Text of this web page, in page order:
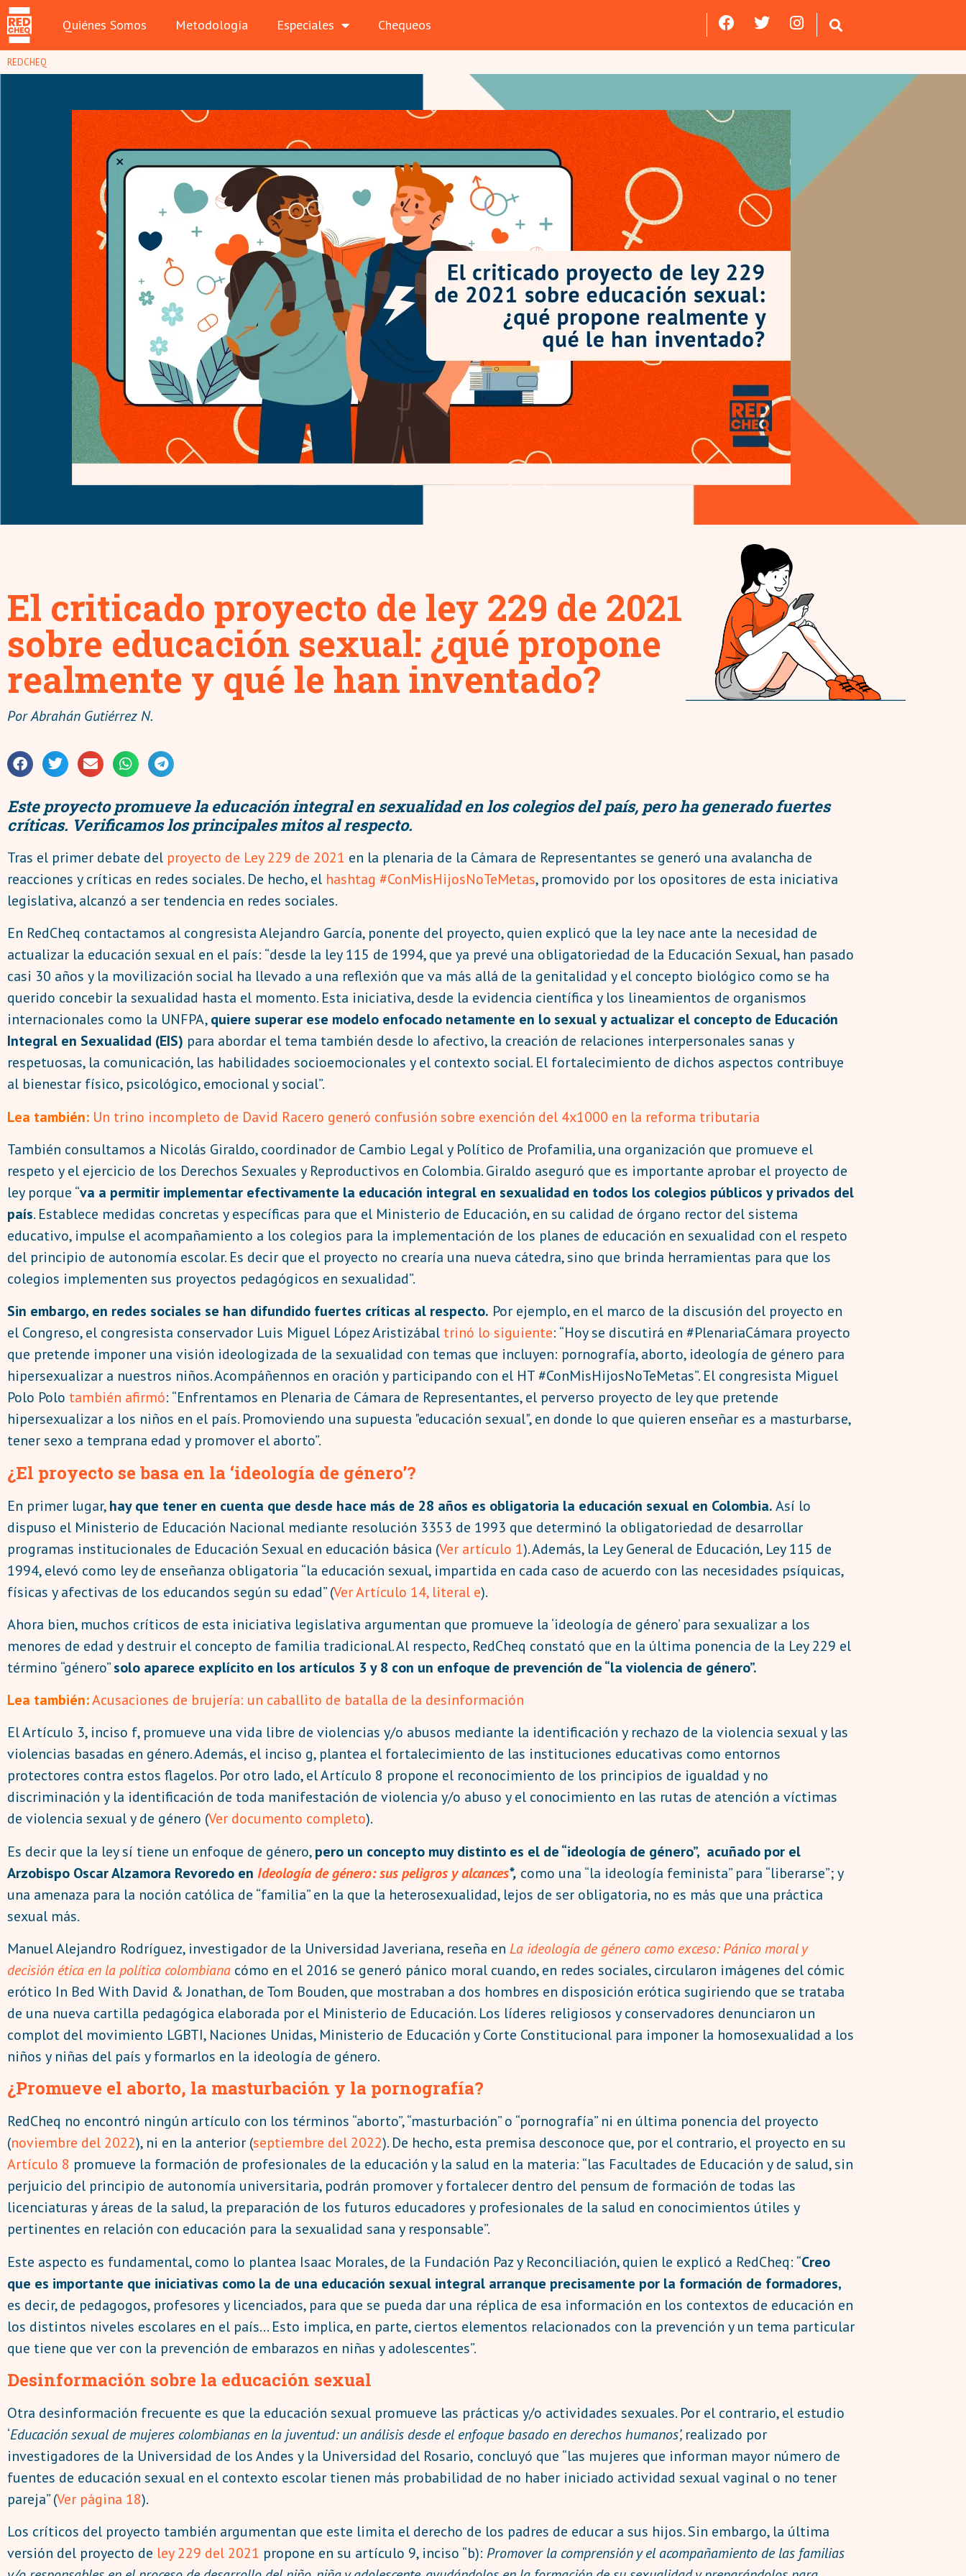
Quiénes Somos Metodología Especiales Chequeos
REDCHEQ
El criticado proyecto de ley 229 de 2021
sobre educación sexual: ¿qué propone
realmente y qué le han inventado?
PorAbrahán Gutiérrez N.
Este proyecto promueve la educación integral en sexualidad en los colegios del país, pero ha generado fuertes
críticas. Verificamos los principales mitos al respecto.
Tras el primer debate del proyecto de Ley 229 de 2021 en la plenaria de la Cámara de Representantes se generó una avalancha de
reacciones y críticas en redes sociales. De hecho, el hashtag #ConMisHijosNoTeMetas, promovido por los opositores de esta iniciativa
legislativa, alcanzó a ser tendencia en redes sociales.
En RedCheq contactamos al congresista Alejandro García, ponente del proyecto, quien explicó que la ley nace ante la necesidad de
actualizar la educación sexual en el país: “desde la ley 115 de 1994, que ya prevé una obligatoriedad de la Educación Sexual, han pasado
casi 30 años y la movilización social ha llevado a una reflexión que va más allá de la genitalidad y el concepto biológico como se ha
querido concebir la sexualidad hasta el momento. Esta iniciativa, desde la evidencia científica y los lineamientos de organismos
internacionales como la UNFPA,quiere superar ese modelo enfocado netamente en lo sexual y actualizar el concepto de Educación
Integral en Sexualidad (EIS) para abordar el tema también desde lo afectivo, la creación de relaciones interpersonales sanas y
respetuosas, la comunicación, las habilidades socioemocionales y el contexto social. El fortalecimiento de dichos aspectos contribuye
al bienestar físico, psicológico, emocional y social”.
Lea también: Un trino incompleto de David Racero generó confusión sobre exención del 4x1000 en la reforma tributaria
También consultamos a Nicolás Giraldo, coordinador de Cambio Legal y Político de Profamilia, una organización que promueve el
respeto y el ejercicio de los Derechos Sexuales y Reproductivos en Colombia. Giraldo aseguró que es importante aprobar el proyecto de
ley porque “va a permitir implementar efectivamente la educación integral en sexualidad en todos los colegios públicos y privados del
país. Establece medidas concretas y específicas para que el Ministerio de Educación, en su calidad de órgano rector del sistema
educativo, impulse el acompañamiento a los colegios para la implementación de los planes de educación en sexualidad con el respeto
del principio de autonomía escolar. Es decir que el proyecto no crearía una nueva cátedra, sino que brinda herramientas para que los
colegios implementen sus proyectos pedagógicos en sexualidad”.
Sin embargo, en redes sociales se han difundido fuertes críticas al respecto. Por ejemplo, en el marco de la discusión del proyecto en
el Congreso, el congresista conservador Luis Miguel López Aristizábal trinó lo siguiente: “Hoy se discutirá en #PlenariaCámara proyecto
que pretende imponer una visión ideologizada de la sexualidad con temas que incluyen: pornografía, aborto, ideología de género para
hipersexualizar a nuestros niños. Acompáñennos en oración y participando con el HT #ConMisHijosNoTeMetas”. El congresista Miguel
Polo Polo también afirmó: “Enfrentamos en Plenaria de Cámara de Representantes, el perverso proyecto de ley que pretende
hipersexualizar a los niños en el país. Promoviendo una supuesta "educación sexual", en donde lo que quieren enseñar es a masturbarse,
tener sexo a temprana edad y promover el aborto”.
¿El proyecto se basa en la ‘ideología de género’?
En primer lugar,hay que tener en cuenta que desde hace más de 28 años es obligatoria la educación sexual en Colombia.Así lo
dispuso el Ministerio de Educación Nacional mediante resolución 3353 de 1993 que determinó la obligatoriedad de desarrollar
programas institucionales de Educación Sexual en educación básica (Ver artículo 1). Además, la Ley General de Educación, Ley 115 de
1994, elevó como ley de enseñanza obligatoria “la educación sexual, impartida en cada caso de acuerdo con las necesidades psíquicas,
físicas y afectivas de los educandos según su edad” (Ver Artículo 14, literal e).
Ahora bien, muchos críticos de esta iniciativa legislativa argumentan que promueve la ‘ideología de género’ para sexualizar a los
menores de edad y destruir el concepto de familia tradicional. Al respecto, RedCheq constató que en la última ponencia de la Ley 229 el
término “género”solo aparece explícito en los artículos 3 y 8 con un enfoque de prevención de “la violencia de género”.
Lea también:Acusaciones de brujería: un caballito de batalla de la desinformación
El Artículo 3, inciso f, promueve una vida libre de violencias y/o abusos mediante la identificación y rechazo de la violencia sexual y las
violencias basadas en género. Además, el inciso g, plantea el fortalecimiento de las instituciones educativas como entornos
protectores contra estos flagelos. Por otro lado, el Artículo 8 propone el reconocimiento de los principios de igualdad y no
discriminación y la identificación de toda manifestación de violencia y/o abuso y el conocimiento en las rutas de atención a víctimas
de violencia sexual y de género (Ver documento completo).
Es decir que la ley sí tiene un enfoque de género,pero un concepto muy distinto es el de “ideología de género”, acuñado por el
Arzobispo Oscar Alzamora Revoredo en Ideología de género: sus peligros y alcances*, como una “la ideología feminista” para “liberarse”; y
una amenaza para la noción católica de “familia” en la que la heterosexualidad, lejos de ser obligatoria, no es más que una práctica
sexual más.
Manuel Alejandro Rodríguez, investigador de la Universidad Javeriana, reseña en La ideología de género como exceso: Pánico moral y
decisión ética en la política colombiana cómo en el 2016 se generó pánico moral cuando, en redes sociales, circularon imágenes del cómic
erótico In Bed With David & Jonathan, de Tom Bouden, que mostraban a dos hombres en disposición erótica sugiriendo que se trataba
de una nueva cartilla pedagógica elaborada por el Ministerio de Educación. Los líderes religiosos y conservadores denunciaron un
complot del movimiento LGBTI, Naciones Unidas, Ministerio de Educación y Corte Constitucional para imponer la homosexualidad a los
niños y niñas del país y formarlos en la ideología de género.
¿Promueve el aborto, la masturbación y la pornografía?
RedCheq no encontró ningún artículo con los términos “aborto”, “masturbación” o “pornografía” ni en última ponencia del proyecto
(noviembre del 2022), ni en la anterior (septiembre del 2022). De hecho, esta premisa desconoce que, por el contrario, el proyecto en su
Artículo 8 promueve la formación de profesionales de la educación y la salud en la materia: “las Facultades de Educación y de salud, sin
perjuicio del principio de autonomía universitaria, podrán promover y fortalecer dentro del pensum de formación de todas las
licenciaturas y áreas de la salud, la preparación de los futuros educadores y profesionales de la salud en conocimientos útiles y
pertinentes en relación con educación para la sexualidad sana y responsable”.
Este aspecto es fundamental, como lo plantea Isaac Morales, de la Fundación Paz y Reconciliación, quien le explicó a RedCheq: “Creo
que es importante que iniciativas como la de una educación sexual integral arranque precisamente por la formación de formadores,
es decir, de pedagogos, profesores y licenciados, para que se pueda dar una réplica de esa información en los contextos de educación en
los distintos niveles escolares en el país… Esto implica, en parte, ciertos elementos relacionados con la prevención y un tema particular
que tiene que ver con la prevención de embarazos en niñas y adolescentes”.
Desinformación sobre la educación sexual
Otra desinformación frecuente es que la educación sexual promueve las prácticas y/o actividades sexuales. Por el contrario, el estudio
‘Educación sexual de mujeres colombianas en la juventud: un análisis desde el enfoque basado en derechos humanos’, realizado por
investigadores de la Universidad de los Andes y la Universidad del Rosario, concluyó que “las mujeres que informan mayor número de
fuentes de educación sexual en el contexto escolar tienen más probabilidad de no haber iniciado actividad sexual vaginal o no tener
pareja” (Ver página 18).
Los críticos del proyecto también argumentan que este limita el derecho de los padres de educar a sus hijos. Sin embargo, la última
versión del proyecto de ley 229 del 2021 propone en su artículo 9, inciso “b): Promover la comprensión y el acompañamiento de las familias